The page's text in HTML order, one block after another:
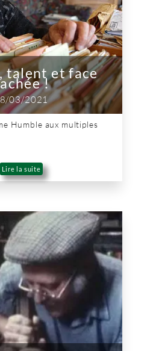
talent et face
!
03/2021
Humble aux multiples
Lire la suite